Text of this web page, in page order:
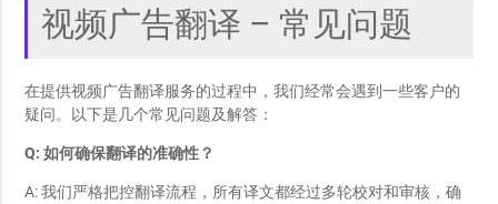
视频广告翻译 – 常见问题
在提供视频广告翻译服务的过程中，我们经常会遇到一些客户的
疑问。以下是几个常见问题及解答：
Q: 如何确保翻译的准确性？
A: 我们严格把控翻译流程，所有译文都经过多轮校对和审核，确